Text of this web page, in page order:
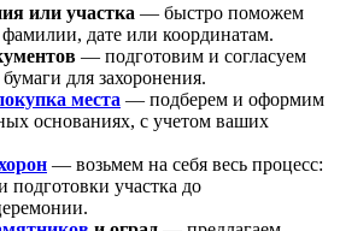
или участка — быстро поможем
дате или координатам.
— подготовим и согласуем
для захоронения.
места — подберем и оформим
основаниях, с учетом ваших
— возьмем на себя весь процесс:
подготовки участка до